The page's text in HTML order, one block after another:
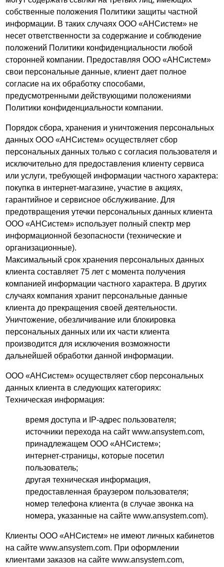
собственные положения Политики защиты частной
информации. В таких случаях ООО «АНСистем» не
несет ответственности за содержание и соблюдение
положений Политики конфиденциальности любой
сторонней компании. Предоставляя ООО «АНСистем»
свои персональные данные, клиент дает полное
согласие на их обработку способами,
предусмотренными действующими положениями
Политики конфиденциальности компании.
Порядок сбора, хранения и уничтожения персональных
данных ООО «АНСистем» осуществляет сбор
персональных данных только с согласия пользователя и
исключительно для предоставления клиенту сервиса
или услуги, требующей информации частного характера:
покупка в интернет-магазине, участие в акциях,
гарантийное и сервисное обслуживание. Для
предотвращения утечки персональных данных клиента
ООО «АНСистем» использует полный спектр мер
информационной безопасности (технические и
организационные).
Максимальный срок хранения персональных данных
клиента составляет 75 лет с момента получения
компанией информации частного характера. В других
случаях компания хранит персональные данные
клиента до прекращения своей деятельности.
Уничтожение, обезличивание или блокировка
персональных данных или их части клиента
производится для исключения возможности
дальнейшей обработки данной информации.
ООО «АНСистем» осуществляет сбор персональных
данных клиента в следующих категориях:
Техническая информация:
время доступа и IP-адрес пользователя;
источники перехода на сайт www.ansystem.com,
принадлежащем ООО «АНСистем»;
интернет-страницы, которые посетил
пользователь;
другая техническая информация,
предоставленная браузером пользователя;
номер телефона клиента (в случае звонка на
номера, указанные на сайте www.ansystem.com).
Клиенты ООО «АНСистем» не имеют личных кабинетов
на сайте www.ansystem.com. При оформлении
клиентами заказов на сайте www.ansystem.com,